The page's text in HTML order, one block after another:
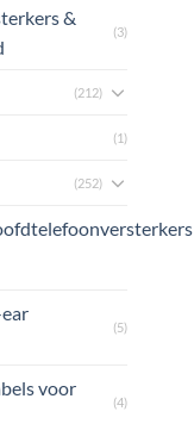
&
(3)
(212)
(1)
(252)
(5)
voor
(4)